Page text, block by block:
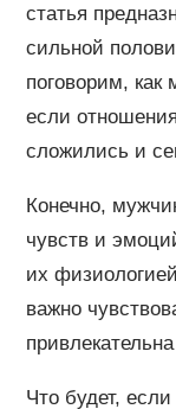
статья
сильной
поговорим,
если
сложились и
Конечно,
чувств и
их
важно
Что будет,